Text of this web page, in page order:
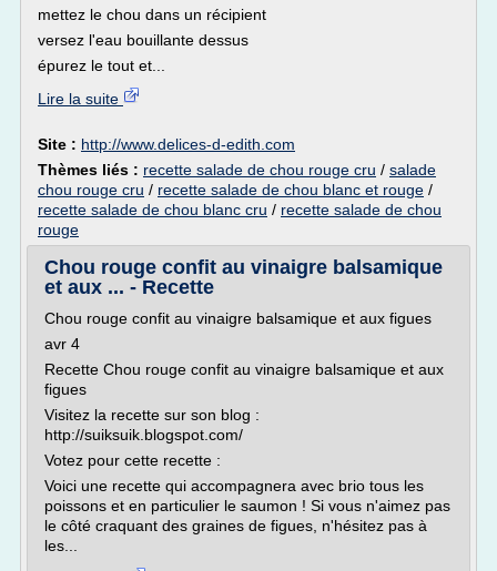
mettez le chou dans un récipient
versez l'eau bouillante dessus
épurez le tout et...
Lire la suite
Site : http://www.delices-d-edith.com
Thèmes liés : recette salade de chou rouge cru / salade
chou rouge cru / recette salade de chou blanc et rouge /
recette salade de chou blanc cru / recette salade de chou
rouge
Chou rouge confit au vinaigre balsamique
et aux ... - Recette
Chou rouge confit au vinaigre balsamique et aux figues
avr 4
Recette Chou rouge confit au vinaigre balsamique et aux
figues
Visitez la recette sur son blog :
http://suiksuik.blogspot.com/
Votez pour cette recette :
Voici une recette qui accompagnera avec brio tous les
poissons et en particulier le saumon ! Si vous n'aimez pas
le côté craquant des graines de figues, n'hésitez pas à
les...